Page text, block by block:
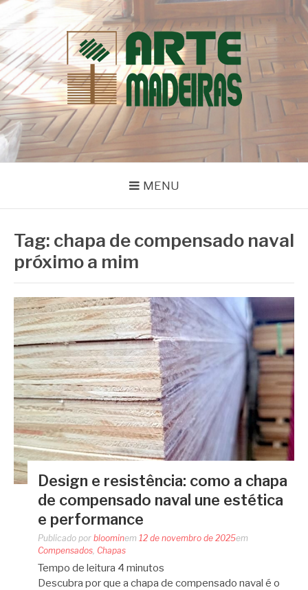
Pular
para
o
conteúdo
BLOG | ARTE
MADEIRAS
Dicas e Novidades sobre Madeiras
MENU
Tag: chapa de compensado naval
próximo a mim
Design e resistência: como a chapa
de compensado naval une estética
e performance
Publicado por bloominem 12 de novembro de 2025em
Compensados Chapas
Tempo de leitura 4 minutos
Descubra por que a chapa de compensado naval é o